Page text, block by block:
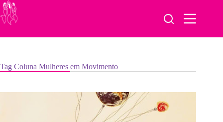
Pular
para
o
Tag Coluna Mulheres em Movimento